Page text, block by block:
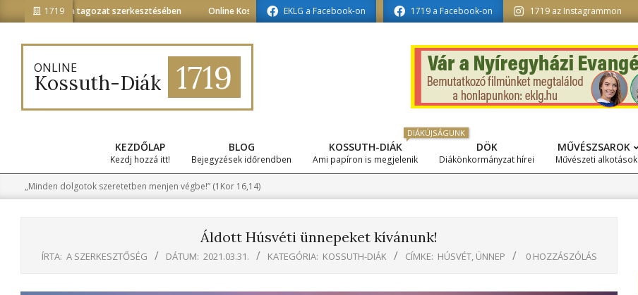
to
content
1719
tagozat szerkesztésében Online Kossuth-Diák a médiainformatika tagozat szerkesztésében
EKLG a Facebook-on 1719 a Facebook-on 1719 az Instagrammon
ONLINE
Kossuth-Diák 1719
Primary
Navigation
KEZDŐLAP
Kezdj hozzá itt!
BLOG
Bejegyzések időrendben
KOSSUTH-DIÁK
DIÁKÚJSÁGUNK
Ami papíron is megjelenik
DÖK
Diákönkormányzat hírei
MŰVÉSZSAROK
Művészeti alkotások
„Minden dolgotok szeretetben menjen végbe!” (1Kor 16,14)
Áldott Húsvéti ünnepeket kívánunk!
ÍRTA: A SZERKESZTŐSÉG DÁTUM: 2021.03.31. KATEGÓRIA: KOSSUTH-DIÁK CÍMKE: HÚSVÉT, ÜNNEP 0 HOZZÁSZÓLÁS